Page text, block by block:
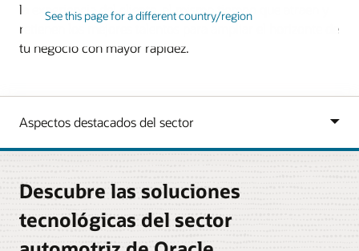
See this page for a different country/region
la experiencia del cliente, al mismo tiempo que atraen y
retienen los mejores talentos para ampliar el horizonte de
tu negocio con mayor rapidez.
Descubre las soluciones
tecnológicas del sector